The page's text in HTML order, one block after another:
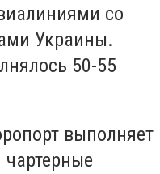
со
Украины.
50-55
выполняет